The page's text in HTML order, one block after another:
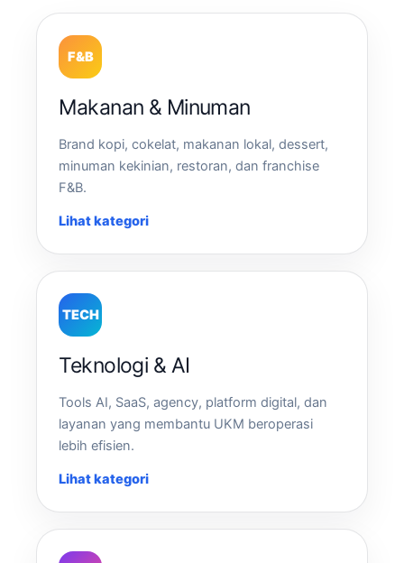
F&B
Makanan & Minuman
Brand kopi, cokelat, makanan lokal, dessert,
minuman kekinian, restoran, dan franchise
F&B.
Lihat kategori
TECH
Teknologi & AI
Tools AI, SaaS, agency, platform digital, dan
layanan yang membantu UKM beroperasi
lebih efisien.
Lihat kategori